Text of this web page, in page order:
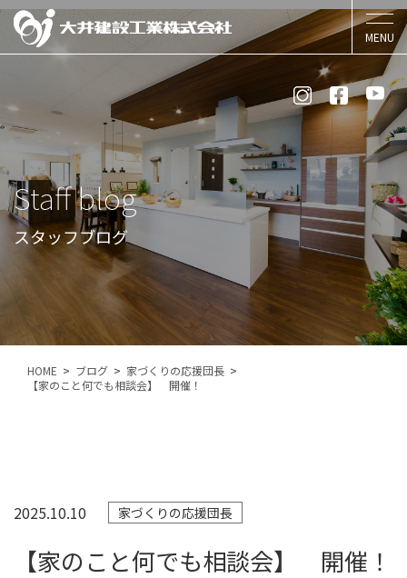
Staff blog
スタッフブログ
HOME ブログ
家づくりの応援団長
【家のこと何でも相談会】 開催！
2025.10.10 家づくりの応援団長
【家のこと何でも相談会】 開催！